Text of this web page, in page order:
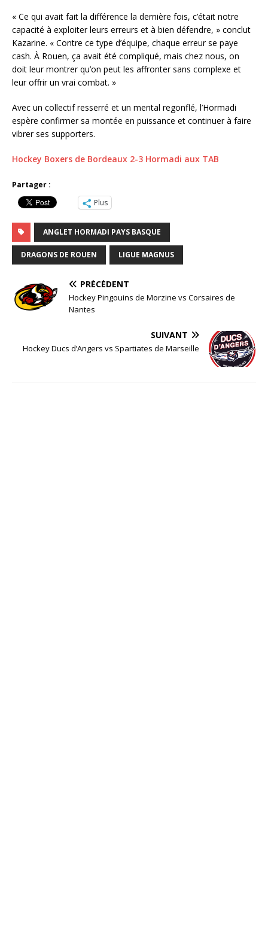
« Ce qui avait fait la différence la dernière fois, c’était notre
capacité à exploiter leurs erreurs et à bien défendre, » conclut
Kazarine. « Contre ce type d’équipe, chaque erreur se paye
cash. À Rouen, ça avait été compliqué, mais chez nous, on
doit leur montrer qu’on peut les affronter sans complexe et
leur offrir un vrai combat. »
Avec un collectif resserré et un mental regonflé, l’Hormadi
espère confirmer sa montée en puissance et continuer à faire
vibrer ses supporters.
Hockey Boxers de Bordeaux 2-3 Hormadi aux TAB
Partager :
Plus
ANGLET HORMADI PAYS BASQUE
DRAGONS DE ROUEN LIGUE MAGNUS
PRÉCÉDENT
Hockey Pingouins de Morzine vs Corsaires de
Nantes
SUIVANT
Hockey Ducs d’Angers vs Spartiates de Marseille